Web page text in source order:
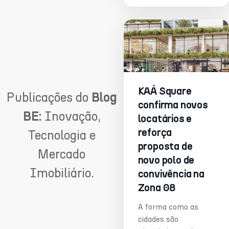
Publicações do Blog
BE: Inovação,
Tecnologia e
Mercado
Imobiliário.
KAÁ Square
confirma novos
locatários e
reforça
proposta de
novo polo de
convivência na
Zona 08
A forma como as
cidades são